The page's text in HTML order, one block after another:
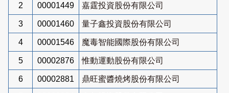
2 00001449 嘉霆投資股份有限公司
3 00001460 量子鑫投資股份有限公司
4 00001546 魔毒智能國際股份有限公司
5 00002876 惟動運動股份有限公司
6 00002881 鼎旺蜜醬燒烤股份有限公司